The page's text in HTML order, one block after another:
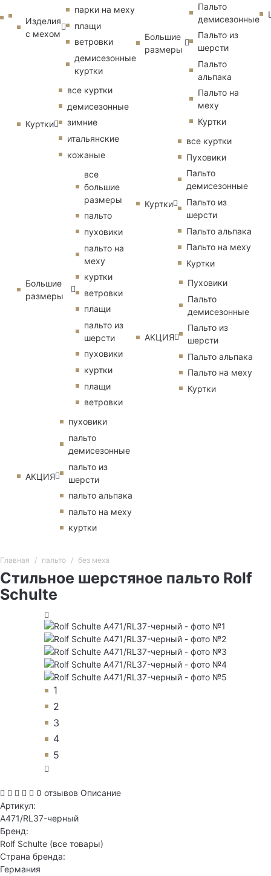
Изделия
с мехом
парки на меху
плащи
ветровки
демисезонные
куртки
Куртки
все куртки
демисезонные
зимние
итальянские
кожаные
Большие
размеры
все
большие
размеры
пальто
пуховики
пальто на
меху
куртки
ветровки
плащи
пальто из
шерсти
пуховики
куртки
плащи
ветровки
АКЦИЯ
пуховики
пальто
демисезонные
пальто из
шерсти
пальто альпака
пальто на меху
куртки
Большие
размеры
Пальто
демисезонные
Пальто из
шерсти
Пальто
альпака
Пальто на
меху
Куртки
Куртки
все куртки
Пуховики
Пальто
демисезонные
Пальто из
шерсти
Пальто альпака
Пальто на меху
Куртки
АКЦИЯ
Пуховики
Пальто
демисезонные
Пальто из
шерсти
Пальто альпака
Пальто на меху
Куртки
Главная пальто без меха
Стильное шерстяное пальто Rolf
Schulte
1
2
3
4
5
0 отзывов Описание
Артикул:
A471/RL37-черный
Бренд:
Rolf Schulte (все товары)
Страна бренда:
Германия